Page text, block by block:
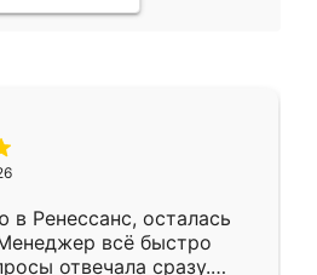
в Ренессанс, осталась
всё быстро
отвечала сразу.